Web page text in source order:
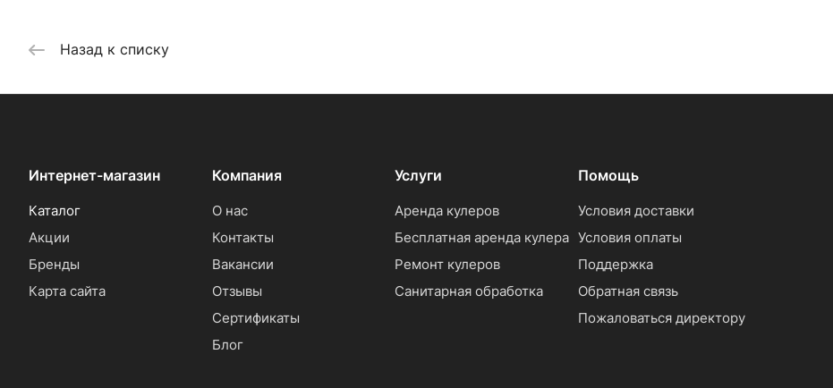
Назад к списку
Интернет-магазин
Каталог
Акции
Бренды
Карта сайта
Компания
О нас
Контакты
Вакансии
Отзывы
Сертификаты
Блог
Услуги
Аренда кулеров
Бесплатная аренда кулера
Ремонт кулеров
Санитарная обработка
Помощь
Условия доставки
Условия оплаты
Поддержка
Обратная связь
Пожаловаться директору